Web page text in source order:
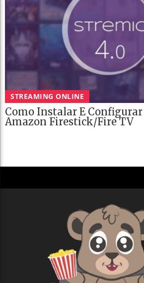
STREAMING ONLINE
Como Instalar E
Amazon Firestick/Fire TV